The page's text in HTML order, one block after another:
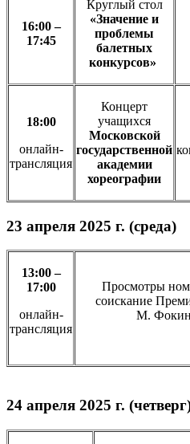
16:00 –
17:45
Круглый стол
«Значение и
проблемы
балетных
конкурсов»
18:00
онлайн-
трансляция
Концерт
учащихся
Московской
государственной
академии
хореографии
23 апреля 2025 г. (среда)
13:00 –
17:00
онлайн-
трансляция
Просмотры
соискание
М.
24 апреля 2025 г.